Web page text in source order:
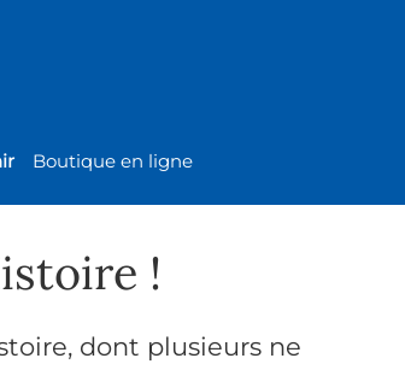
Boutique en ligne
!
dont plusieurs ne